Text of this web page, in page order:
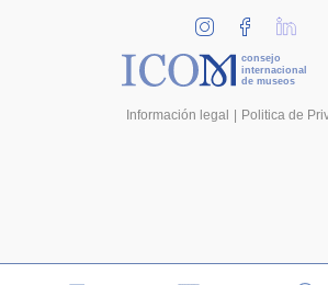
consejo
internacional
de museos
Información legal Politica de